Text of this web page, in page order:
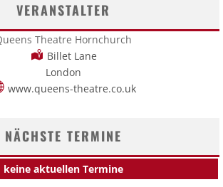
VERANSTALTER
Theatre Hornchurch
Billet Lane
London
www.queens-theatre.co.uk
NÄCHSTE TERMINE
keine aktuellen Termine